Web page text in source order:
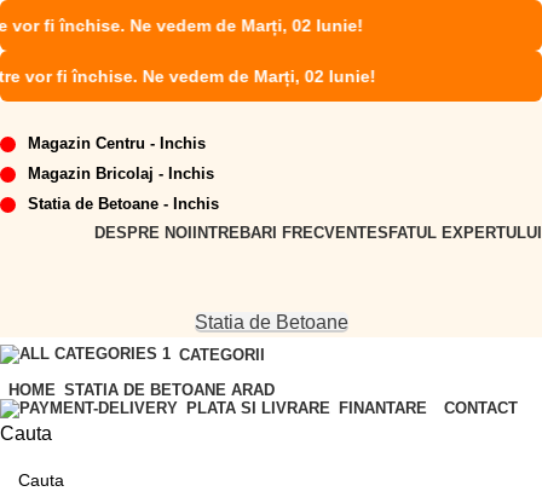
închise. Ne vedem de Marți, 02 Iunie!
fi închise. Ne vedem de Marți, 02 Iunie!
Magazin Centru - Inchis
Magazin Bricolaj - Inchis
Statia de Betoane - Inchis
DESPRE NOI
INTREBARI FRECVENTESFATUL EXPERTULUI
Statia de Betoane
CATEGORII
HOME STATIA DE BETOANE ARAD
PLATA SI LIVRARE FINANTARE CONTACT
Cauta